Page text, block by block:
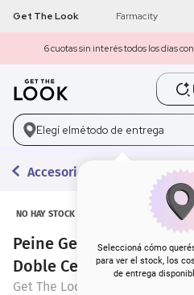
Get The Look Farmacity
6 cuotas sin interés todos los días con
Buscar productos
Elegí elmétodo de entrega
Seleccioná cómo
para ver el stock, los
de entrega
Accesorios
NO HAY STOCK
Peine Get The Look Pro
Doble Cerdas
Get The Look
get the look
máscara pestañas
3. loreal
4. brochas
5. corrector
6. rubor